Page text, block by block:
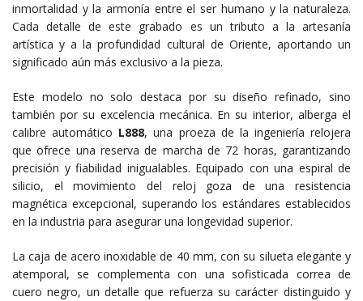
inmortalidad y la armonía entre el ser humano y la naturaleza.
Cada detalle de este grabado es un tributo a la artesanía
artística y a la profundidad cultural de Oriente, aportando un
significado aún más exclusivo a la pieza.
Este modelo no solo destaca por su diseño refinado, sino
también por su excelencia mecánica. En su interior, alberga el
calibre automático L888, una proeza de la ingeniería relojera
que ofrece una reserva de marcha de 72 horas, garantizando
precisión y fiabilidad inigualables. Equipado con una espiral de
silicio, el movimiento del reloj goza de una resistencia
magnética excepcional, superando los estándares establecidos
en la industria para asegurar una longevidad superior.
La caja de acero inoxidable de 40 mm, con su silueta elegante y
atemporal, se complementa con una sofisticada correa de
cuero negro, un detalle que refuerza su carácter distinguido y